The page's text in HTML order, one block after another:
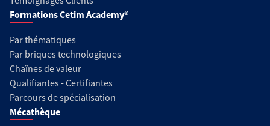
Formations Cetim Academy®
Par thématiques
Par briques technologiques
Chaînes de valeur
Qualifiantes - Certifiantes
Parcours de spécialisation
Mécathèque